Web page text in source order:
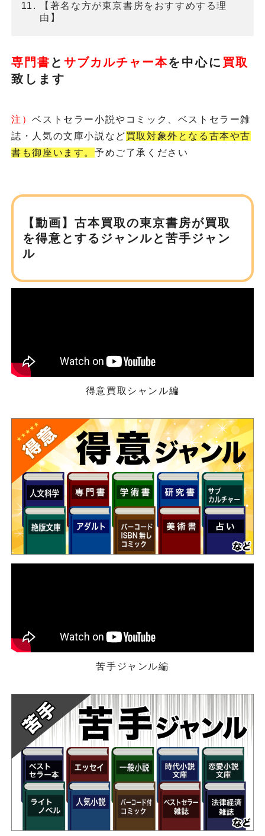
【著名な方が東京書房をおすすめする理
由】
専門書 とサブカルチャー本を 中心に 買取
致します
注）ベストセラー小説やコミック、ベストセラー雑
誌・人気の文庫小説など買取対象外となる古本や古
書も御座います。 予めご了承ください
【動画】古本買取の東京書房が買取
を得意とするジャンルと苦手ジャン
ル
得意買取シャンル編
苦手ジャンル編